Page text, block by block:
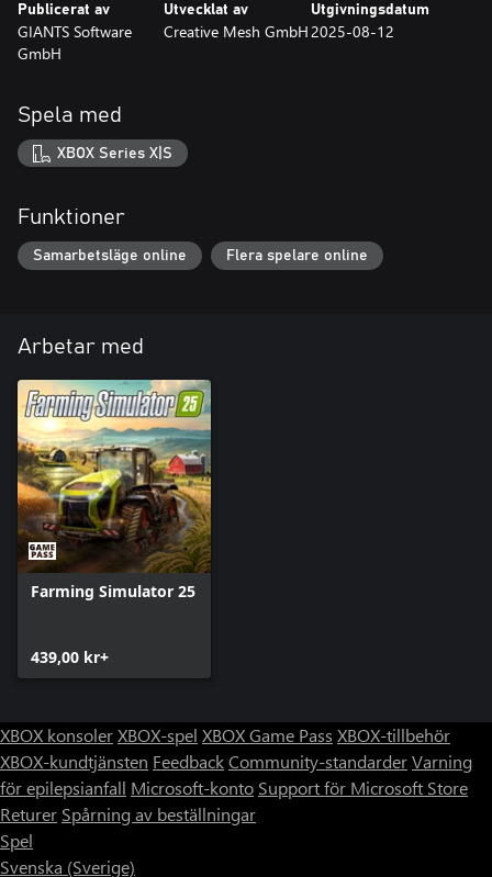
Publicerat av
GIANTS Software
GmbH
Utvecklat av
Creative Mesh GmbH
Utgivningsdatum
2025-08-12
Spela med
XBOX Series X|S
Funktioner
Samarbetsläge online Flera spelare online
Arbetar med
Farming Simulator 25
439,00 kr+
XBOX konsolerXBOX-spel XBOX Game Pass XBOX-tillbehör
XBOX-kundtjänsten FeedbackCommunity-standarderVarning
för epilepsianfall Microsoft-konto Support för Microsoft Store
Returer Spårning av beställningar
Spel
Svenska (Sverige)